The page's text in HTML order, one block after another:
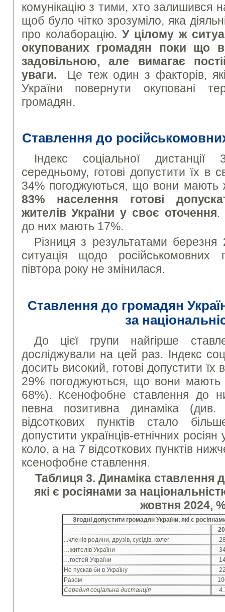
комунікацію з тими, хто залишився
щоб було чітко зрозуміло, яка
про колаборацію. У цілому ж
окупованих громадян поки що
задовільною, але вимагає
уваги. Це теж один з факторів,
України повернути окуповані
громадян.
Ставлення до
Індекс соціальної
середньому, готові допустити їх в
34% погоджуються, що вони мають
83% населення готові
жителів України у своє оточення.
до них мають 17%.
Різниця з результатами
ситуація щодо російськомовних
півтора року не змінилася.
Ставлення до громадян
за
До цієї групи найгірше
досліджували на цей раз. Індекс
досить високий, готові допустити
29% погоджуються, що вони мають
68%). Ксенофобне ставлення до
певна позитивна динаміка
відсоткових пунктів стало
допустити українців-етнічних
коло, а на 7 відсоткових пунктів
ксенофобне ставлення.
Таблиця 3. Динаміка ставлення
які є росіянами за
жовтня 2024,
Згодні допустити громадян України, які є
...членів родини, друзів, сусідів, колег
…жителів України
…гостей України
Не пускав би в Україну
Разом
Середня соціальна дистанція